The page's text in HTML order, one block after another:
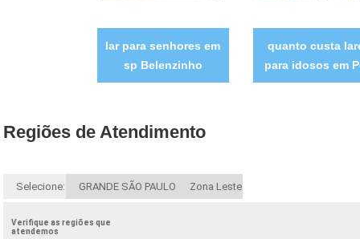
lar para senhores em
sp Belenzinho
quanto custa
para idosos em
Regiões de Atendimento
Selecione: GRANDE SÃO PAULO Zona Leste
Verifique as regiões que
atendemos